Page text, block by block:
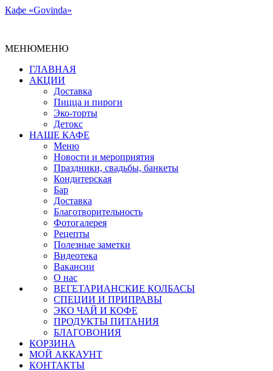
Кафе «Govinda»
МЕНЮМЕНЮ
ГЛАВНАЯ
АКЦИИ
Доставка
Пицца и пироги
Эко-торты
Детокс
НАШЕ КАФЕ
Меню
Новости и мероприятия
Праздники, свадьбы, банкеты
Кондитерская
Бар
Доставка
Благотворительность
Фотогалерея
Рецепты
Полезные заметки
Видеотека
Вакансии
О нас
ВЕГЕТАРИАНСКИЕ КОЛБАСЫ
СПЕЦИИ И ПРИПРАВЫ
ЭКО ЧАЙ И КОФЕ
ПРОДУКТЫ ПИТАНИЯ
БЛАГОВОНИЯ
КОРЗИНА
МОЙ АККАУНТ
КОНТАКТЫ